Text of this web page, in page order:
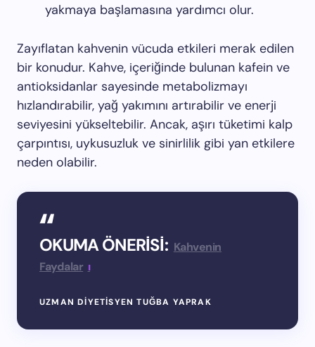
yakmaya başlamasına yardımcı olur.
Zayıflatan kahvenin vücuda etkileri merak edilen
bir konudur. Kahve, içeriğinde bulunan kafein ve
antioksidanlar sayesinde metabolizmayı
hızlandırabilir, yağ yakımını artırabilir ve enerji
seviyesini yükseltebilir. Ancak, aşırı tüketimi kalp
çarpıntısı, uykusuzluk ve sinirlilik gibi yan etkilere
neden olabilir.
OKUMA ÖNERİSİ: Kahvenin
Faydalar ı
UZMAN DIYETISYEN TUĞBA YAPRAK